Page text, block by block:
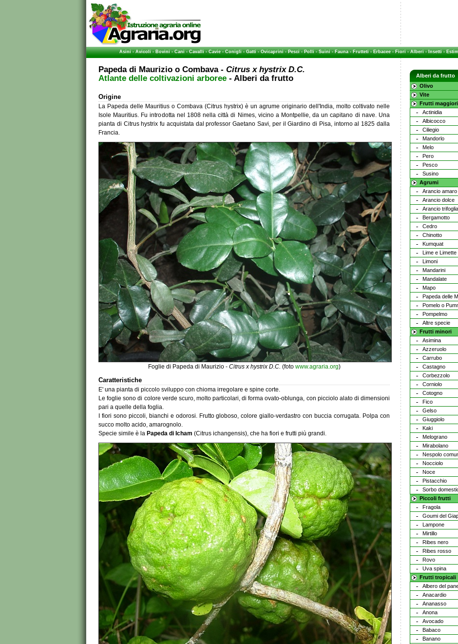
Asini-Avicoli-Bovini-Cani-Cavalli-Cavie-Conigli-Gatti-Ovicaprini-Pesci-Polli-Suini-Fauna-Frutteti-Erbacee-Fiori-Alberi-Insetti-
Papeda di Maurizio o Combava - Citrus x hystrix D.C.
Atlante delle coltivazioni arboree - Alberi da frutto
Origine
La Papeda delle Mauritius o Combava (Citrus hystrix) è un agrume originario dell'India, molto coltivato nelle
Isole Mauritius. Fu introdotta nel 1808 nella città di Nimes, vicino a Montpellie, da un capitano di nave. Una
pianta di Citrus hystrix fu acquistata dal professor Gaetano Savi, per il Giardino di Pisa, intorno al 1825 dalla
Francia.
Foglie di Papeda di Maurizio - Citrus x hystrix D.C. (foto www.agraria.org)
Caratteristiche
E' una pianta di piccolo sviluppo con chioma irregolare e spine corte.
Le foglie sono di colore verde scuro, molto particolari, di forma ovato-oblunga, con picciolo alato di dimensioni
pari a quelle della foglia.
I fiori sono piccoli, bianchi e odorosi. Frutto globoso, colore giallo-verdastro con buccia corrugata. Polpa con
succo molto acido, amarognolo.
Specie simile è la Papeda di Icham (Citrus ichangensis), che ha fiori e frutti più grandi.
Alberi da frutto
Olivo
Vite
Frutti maggiori
Actinidia
Albicocco
Ciliegio
Mandorlo
Melo
Pero
Pesco
Susino
Agrumi
Arancio amaro
Arancio dolce
Arancio
Bergamotto
Cedro
Chinotto
Kumquat
Lime e Limette
Limoni
Mandarini
Mandalate
Mapo
Papeda delle
Pomelo o
Pompelmo
Altre specie
Frutti minori
Asimina
Azzeruolo
Carrubo
Castagno
Corbezzolo
Corniolo
Cotogno
Fico
Gelso
Giuggiolo
Kaki
Melograno
Mirabolano
Nespolo
Nocciolo
Noce
Pistacchio
Sorbo
Piccoli frutti
Fragola
Goumi del
Lampone
Mirtillo
Ribes nero
Ribes rosso
Rovo
Uva spina
Frutti tropicali
Albero del
Anacardio
Ananasso
Anona
Avocado
Babaco
Banano